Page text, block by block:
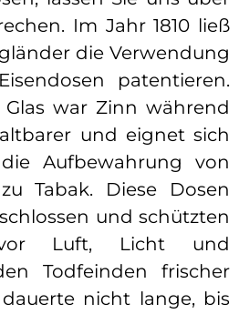
Im Jahr 1810 ließ
die Verwendung
patentieren.
Glas war Zinn während
und eignet sich
Aufbewahrung von
Tabak. Diese Dosen
und schützten
Luft, Licht und
Todfeinden frischer
nicht lange, bis